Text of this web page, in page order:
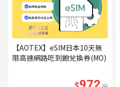
【AOTEX】eSIM日本10天無
限高速網路吃到飽兌換券(MO)